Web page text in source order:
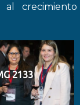
al crecimiento
2133